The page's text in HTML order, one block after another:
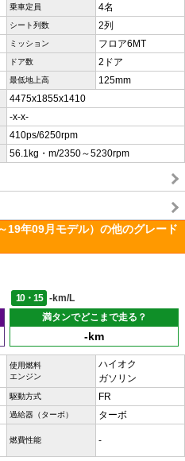
乗車定員 4名
シート列数 2列
ミッション フロア6MT
ドア数 2ドア
最低地上高 125mm
4475x1855x1410
-x-x-
410ps/6250rpm
56.1kg・m/2350～5230rpm
19年09月モデル）の他のグレード
10・15
-km/L
満タンでどこまで走る？
-km
使用燃料
エンジン
ハイオク
ガソリン
駆動方式 FR
過給器（ターボ） ターボ
燃費性能 -